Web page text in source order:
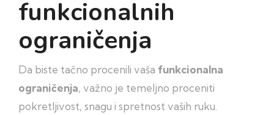
funkcionalnih
ograničenja
Da biste tačno procenili vaša funkcionalna
ograničenja, važno je temeljno proceniti
pokretljivost, snagu i spretnost vaših ruku.